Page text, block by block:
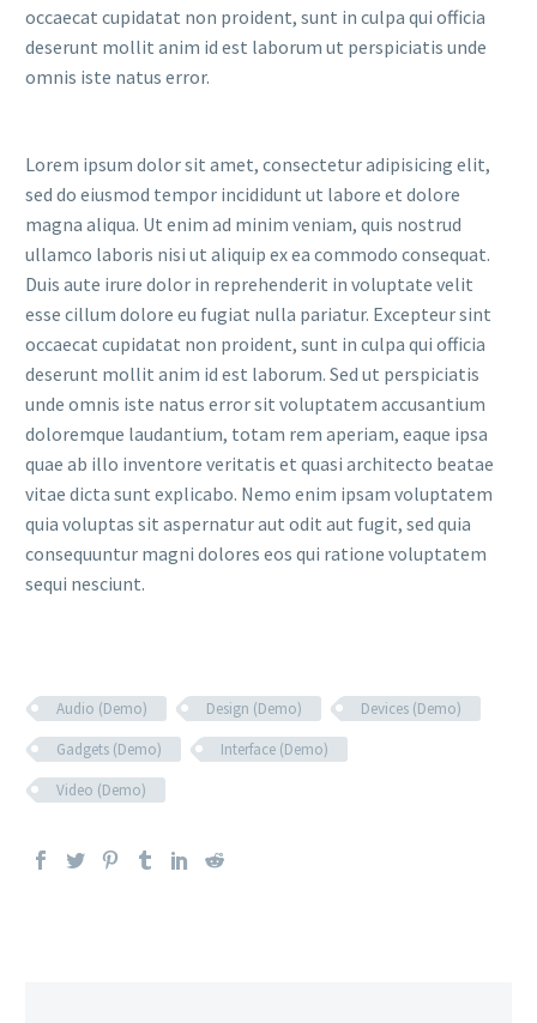
occaecat cupidatat non proident, sunt in culpa qui officia
deserunt mollit anim id est laborum ut perspiciatis unde
omnis iste natus error.
Lorem ipsum dolor sit amet, consectetur adipisicing elit,
sed do eiusmod tempor incididunt ut labore et dolore
magna aliqua. Ut enim ad minim veniam, quis nostrud
ullamco laboris nisi ut aliquip ex ea commodo consequat.
Duis aute irure dolor in reprehenderit in voluptate velit
esse cillum dolore eu fugiat nulla pariatur. Excepteur sint
occaecat cupidatat non proident, sunt in culpa qui officia
deserunt mollit anim id est laborum. Sed ut perspiciatis
unde omnis iste natus error sit voluptatem accusantium
doloremque laudantium, totam rem aperiam, eaque ipsa
quae ab illo inventore veritatis et quasi architecto beatae
vitae dicta sunt explicabo. Nemo enim ipsam voluptatem
quia voluptas sit aspernatur aut odit aut fugit, sed quia
consequuntur magni dolores eos qui ratione voluptatem
sequi nesciunt.
Audio (Demo) Design (Demo)
Devices (Demo)
Gadgets (Demo)
Interface (Demo)
Video (Demo)